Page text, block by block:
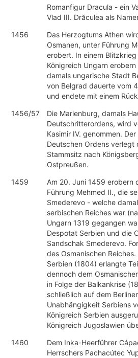
Romanfigur Dracula - ein
Vlad III. Drăculea als
1456
Das Herzogtums Athen
Osmanen, unter Führung
erobert. In einem
Königreich Ungarn
damals ungarische Stadt
von Belgrad dauerte vom
und endete mit einem
1456/57
Die Marienburg, damals
Deutschritterordens, wird
Kasimir IV. genommen.
Deutschen Ordens verlegt
Stammsitz nach
Ostpreußen.
1459
Am 20. Juni 1459 erobern
Führung Mehmed II., die
Smederevo - welche
serbischen Reiches war
Ungarn 1319 gegangen
Despotat Serbien und die
Sandschak Smederevo.
des Osmanischen
Serbien (1804) erlangte
dennoch dem
in Folge der Balkankrise
schließlich auf dem
Unabhängigkeit Serbiens
Königreich Serbien
Königreich Jugoslawien
1460
Dem Inka-Heerführer
Herrschers Pachacútec